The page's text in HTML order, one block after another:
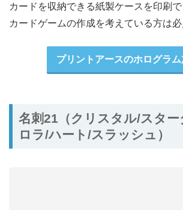
カードを収納できる紙製ケースを印刷で
カードゲームの作成を考えている方は必
プリントアースのホログラ
名刺21（クリスタル/スタ
ロラ/ハート/スラッシュ）